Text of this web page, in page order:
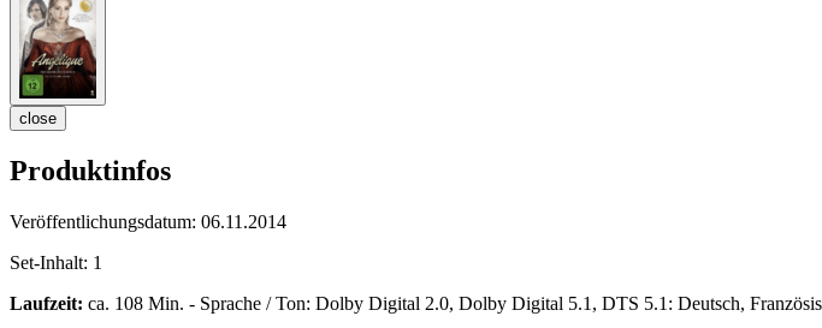
close
Produktinfos
Veröffentlichungsdatum: 06.11.2014
Set-Inhalt: 1
Laufzeit: ca. 108 Min. - Sprache / Ton: Dolby Digital 2.0, Dolby Digital 5.1, DTS 5.1: Deutsch,